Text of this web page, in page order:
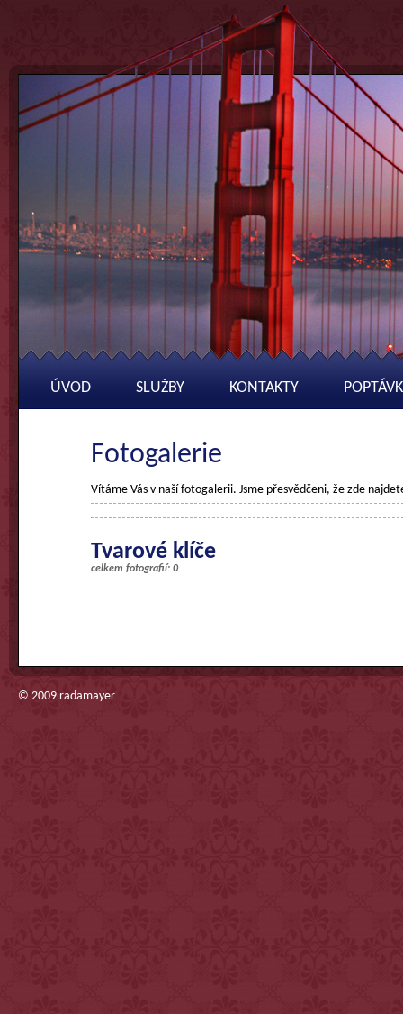
ÚVOD SLUŽBY KONTAKTY
Fotogalerie
Vítáme Vás v naší fotogalerii. Jsme přesvědčeni, že zde
Tvarové klíče
celkem fotografií: 0
© 2009 radamayer